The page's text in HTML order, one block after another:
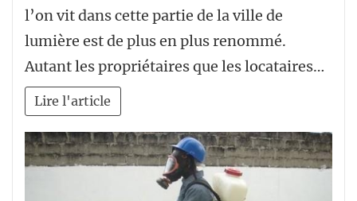
l’on vit dans cette partie de la ville de
lumière est de plus en plus renommé.
Autant les propriétaires que les locataires…
Lire l'article